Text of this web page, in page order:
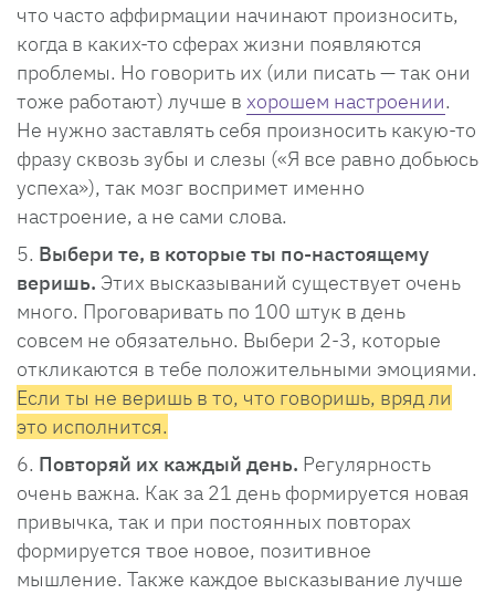
что часто аффирмации начинают произносить,
когда в каких-то сферах жизни появляются
проблемы. Но говорить их (или писать — так они
тоже работают) лучше в хорошем настроении.
Не нужно заставлять себя произносить какую-то
фразу сквозь зубы и слезы («Я все равно добьюсь
успеха»), так мозг воспримет именно
настроение, а не сами слова.
Выбери те, в которые ты по-настоящему
веришь. Этих высказываний существует очень
много. Проговаривать по 100 штук в день
совсем не обязательно. Выбери 2-3, которые
откликаются в тебе положительными эмоциями.
Если ты не веришь в то, что говоришь, вряд ли
это исполнится.
Повторяй их каждый день. Регулярность
очень важна. Как за 21 день формируется новая
привычка, так и при постоянных повторах
формируется твое новое, позитивное
мышление. Также каждое высказывание лучше